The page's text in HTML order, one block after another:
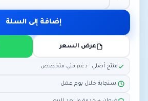
إضافة إلى السلة
عرض السعر
منتج أصلي · دعم فني متخصص
استجابة خلال يوم عمل